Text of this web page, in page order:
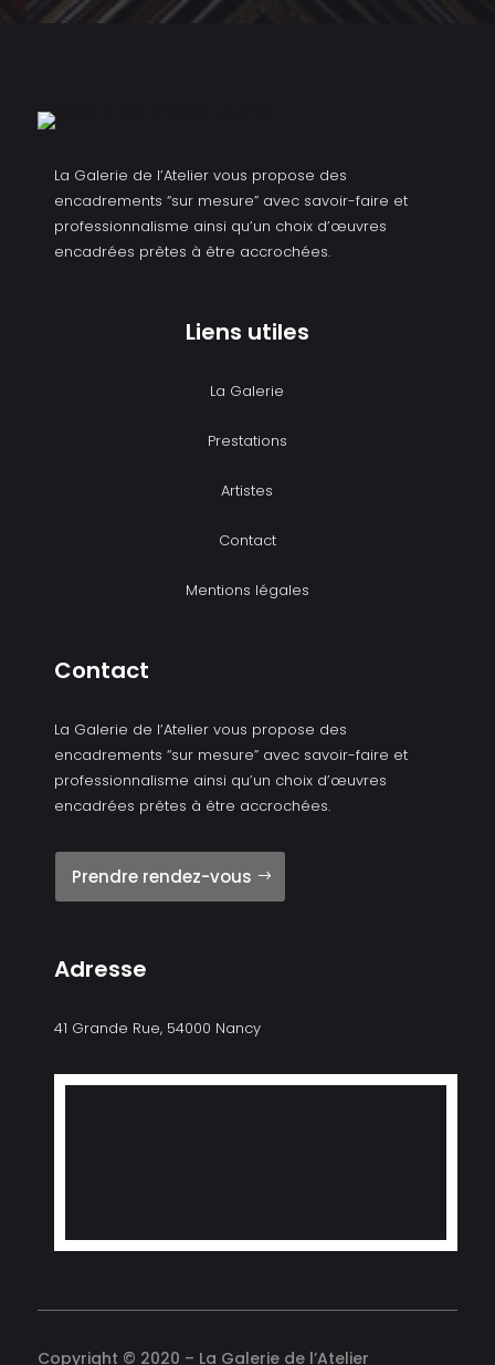
La Galerie de l’Atelier vous propose des
encadrements “sur mesure” avec savoir-faire et
professionnalisme ainsi qu’un choix d’œuvres
encadrées prêtes à être accrochées.
Liens utiles
La Galerie
Prestations
Artistes
Contact
Mentions légales
Contact
La Galerie de l’Atelier vous propose des
encadrements “sur mesure” avec savoir-faire et
professionnalisme ainsi qu’un choix d’œuvres
encadrées prêtes à être accrochées.
Prendre rendez-vous
Adresse
41 Grande Rue, 54000 Nancy
Copyright © 2020 – La Galerie de l’Atelier